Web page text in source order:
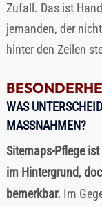
Zufall. Das ist
jemanden, der
hinter den Zeilen
WAS
MASSNAHMEN?
Sitemaps-Pflege
im Hintergrund,
bemerkbar. Im